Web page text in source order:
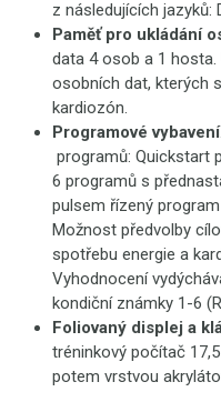
z následujících
Paměť pro ukládání
data 4 osob a 1 hosta.
osobních dat, kterých
kardiozón.
Programové vybavení
programů: Quickstart
6 programů s
pulsem řízený
Možnost předvolby
spotřebu energie a
Vyhodnocení
kondiční známky 1-6
Foliovaný displej a
tréninkový počítač
potem vrstvou